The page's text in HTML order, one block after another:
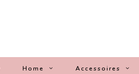
Home Accessoires